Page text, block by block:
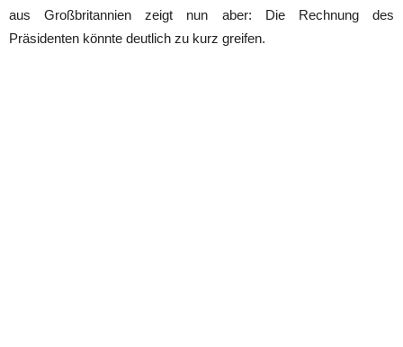
aus Großbritannien zeigt nun aber: Die Rechnung des
Präsidenten könnte deutlich zu kurz greifen.